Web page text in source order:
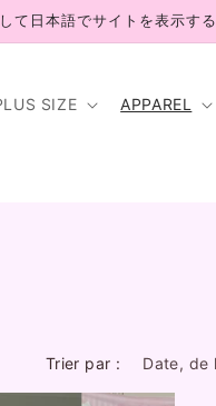
て日本語でサイトを表示する
SIZE APPAREL
Trier par :